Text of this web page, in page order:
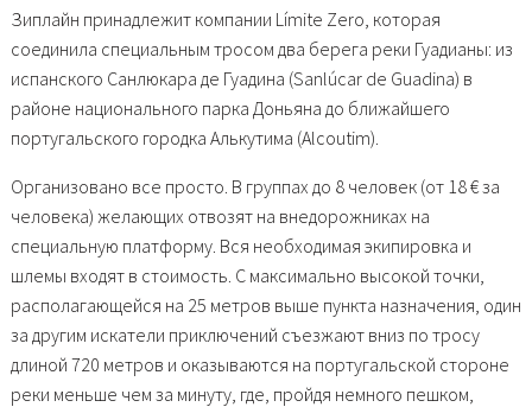
Зиплайн принадлежит компании Límite Zero, которая
соединила специальным тросом два берега реки Гуадианы: из
испанского Санлюкара де Гуадина (Sanlúcar de Guadina) в
районе национального парка Доньяна до ближайшего
португальского городка Алькутима (Alcoutim).
Организовано все просто. В группах до 8 человек (от 18 € за
человека) желающих отвозят на внедорожниках на
специальную платформу. Вся необходимая экипировка и
шлемы входят в стоимость. С максимально высокой точки,
располагающейся на 25 метров выше пункта назначения, один
за другим искатели приключений съезжают вниз по тросу
длиной 720 метров и оказываются на португальской стороне
реки меньше чем за минуту, где, пройдя немного пешком,